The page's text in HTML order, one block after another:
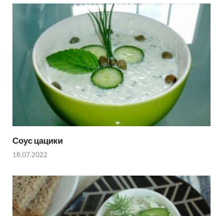
Соус цацики
18.07.2022